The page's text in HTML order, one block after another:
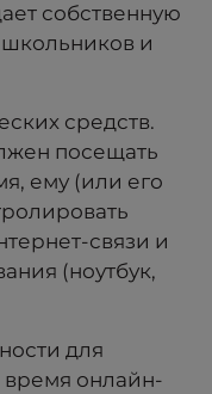
собственную
и
средств.
посещать
ему (или его
связи и
(ноутбук,
для
время онлайн-